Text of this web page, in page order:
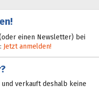
einen Newsletter) bei
Jetzt anmelden!
verkauft deshalb keine